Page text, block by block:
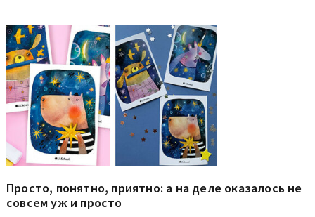
Просто, понятно, приятно: а на деле оказалось не
совсем уж и просто